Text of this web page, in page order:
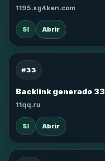
1195.xg4ken.com
SI Abrir
#33
Backlink generado 33
11qq.ru
SI Abrir